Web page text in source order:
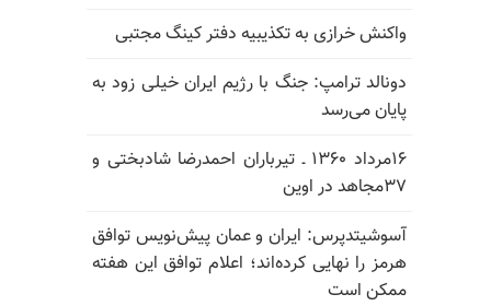
واکنش خرازی به تکذیبیه دفتر کینگ مجتبی
دونالد ترامپ: جنگ با رژیم ایران خیلی زود به
پایان می‌رسد
۱۶مرداد ۱۳۶۰ ـ تیرباران احمدرضا شادبختی و
۳۷مجاهد در اوین
آسوشیتدپرس: ایران و عمان پیش‌نویس توافق
هرمز را نهایی کرده‌اند؛ اعلام توافق این هفته
ممکن است